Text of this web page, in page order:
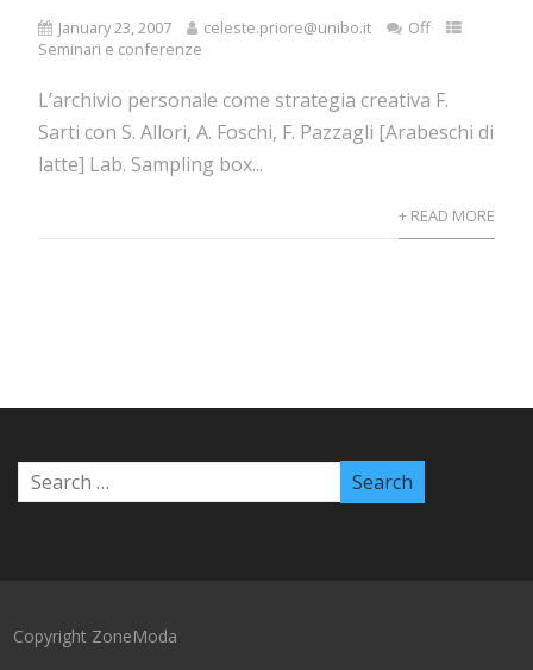
January 23, 2007 celeste.priore@unibo.it
Off
Seminari e conferenze
L’archivio personale come strategia creativa F.
Sarti con S. Allori, A. Foschi, F. Pazzagli [Arabeschi di
latte] Lab. Sampling box...
+ READ MORE
Copyright ZoneModa